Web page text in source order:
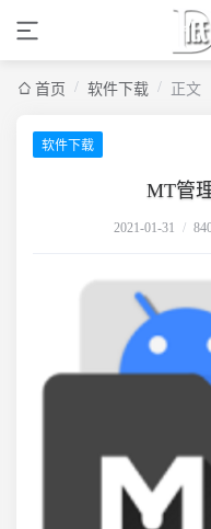
首页 / 软件下载 / 正文
软件下载
MT管
2021-01-31 /